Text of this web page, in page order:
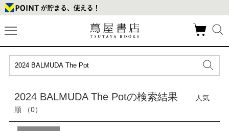
2024 BALMUDA The Potの検索結果
人気
順 （0）